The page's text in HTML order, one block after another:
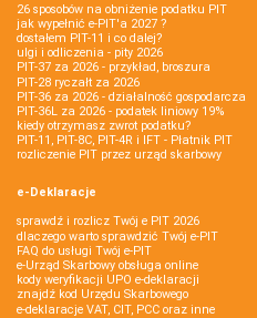
26 sposobów na obniżenie podatku PIT
jak wypełnić e-PIT'a 2027 ?
dostałem PIT-11 i co dalej?
ulgi i odliczenia - pity 2026
PIT-37 za 2026 - przykład, broszura
PIT-28 ryczałt za 2026
PIT-36 za 2026 - działalność gospodarcza
PIT-36L za 2026 - podatek liniowy 19%
kiedy otrzymasz zwrot podatku?
PIT-11, PIT-8C, PIT-4R i IFT - Płatnik PIT
rozliczenie PIT przez urząd skarbowy
e-Deklaracje
sprawdź i rozlicz Twój e PIT 2026
dlaczego warto sprawdzić Twój e-PIT
FAQ do usługi Twój e-PIT
e-Urząd Skarbowy obsługa online
kody weryfikacji UPO e-deklaracji
znajdź kod Urzędu Skarbowego
e-deklaracje VAT, CIT, PCC oraz inne